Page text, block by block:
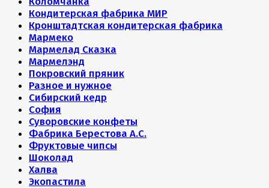
Кондитерская фабрика МИР
Кронштадтская кондитерская фабрика
Мармеко
Мармелад Сказка
Мармелэнд
Покровский пряник
Разное и нужное
Сибирский кедр
София
Суворовские конфеты
Фабрика Берестова А.С.
Фруктовые чипсы
Шоколад
Халва
Экопастила